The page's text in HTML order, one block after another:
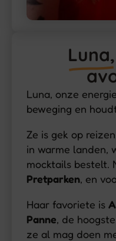
Luna,
Luna, onze
beweging en
Ze is gek op
in warme landen,
mocktails bestelt.
Pretparken, en
Haar favoriete is
Panne, de
ze al mag doen